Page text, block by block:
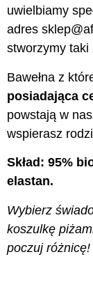
uwielbiamy
adres
stworzymy taki
Bawełna z
posiadająca
powstają w
wspierasz
Skład: 95%
elastan.
Wybierz
koszulkę
poczuj różnicę!